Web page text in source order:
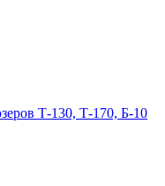
Т-130, Т-170, Б-10